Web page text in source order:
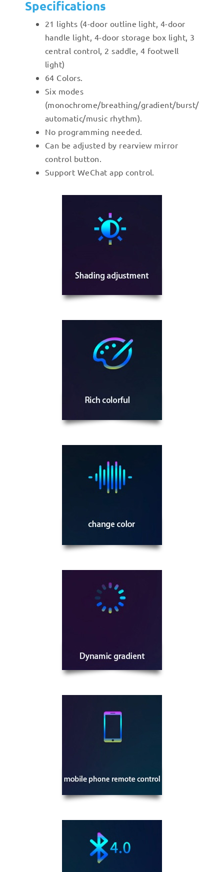
Specifications
21 lights (4-door outline light, 4-door
handle light, 4-door storage box light, 3
central control, 2 saddle, 4 footwell
light)
64 Colors.
Six modes
(monochrome/breathing/gradient/burst/
automatic/music rhythm).
No programming needed.
Can be adjusted by rearview mirror
control button.
Support WeChat app control.